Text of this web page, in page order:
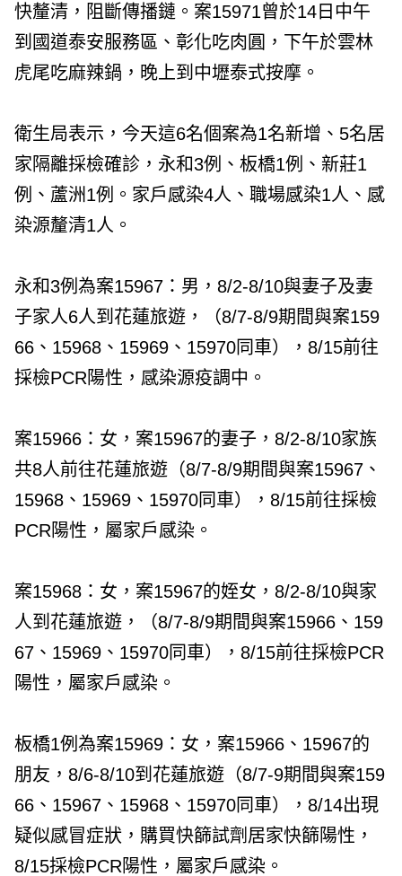
快釐清，阻斷傳播鏈。案15971曾於14日中午
到國道泰安服務區、彰化吃肉圓，下午於雲林
虎尾吃麻辣鍋，晚上到中壢泰式按摩。
衛生局表示，今天這6名個案為1名新增、5名居
家隔離採檢確診，永和3例、板橋1例、新莊1
例、蘆洲1例。家戶感染4人、職場感染1人、感
染源釐清1人。
永和3例為案15967：男，8/2-8/10與妻子及妻
子家人6人到花蓮旅遊，（8/7-8/9期間與案159
66、15968、15969、15970同車），8/15前往
採檢PCR陽性，感染源疫調中。
案15966：女，案15967的妻子，8/2-8/10家族
共8人前往花蓮旅遊（8/7-8/9期間與案15967、
15968、15969、15970同車），8/15前往採檢
PCR陽性，屬家戶感染。
案15968：女，案15967的姪女，8/2-8/10與家
人到花蓮旅遊，（8/7-8/9期間與案15966、159
67、15969、15970同車），8/15前往採檢PCR
陽性，屬家戶感染。
板橋1例為案15969：女，案15966、15967的
朋友，8/6-8/10到花蓮旅遊（8/7-9期間與案159
66、15967、15968、15970同車），8/14出現
疑似感冒症狀，購買快篩試劑居家快篩陽性，
8/15採檢PCR陽性，屬家戶感染。